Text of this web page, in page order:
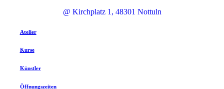
@ Kirchplatz 1, 48301 Nottuln
Atelier
Kurse
Künstler
Öffnungszeiten